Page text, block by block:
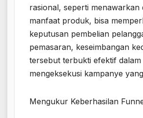
rasional, seperti menawarkan
manfaat produk, bisa
keputusan pembelian
pemasaran, keseimbangan
tersebut terbukti efektif dalam
mengeksekusi kampanye
Mengukur Keberhasilan